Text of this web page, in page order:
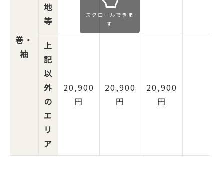
巻・
袖
地
等
上
記
以
外
の
エ
リ
ア
20,900
円
20,900
円
20,900
円
スクロールできま
す